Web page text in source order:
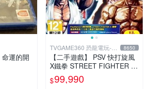
運的開
TVGAME360 恐龍電玩-台
中店
8650
【二手遊戲】 PSV 快打旋風
X鐵拳 STREET FIGHTER X
TEKKEN 中文版 【台中恐龍
電玩】
$99,990